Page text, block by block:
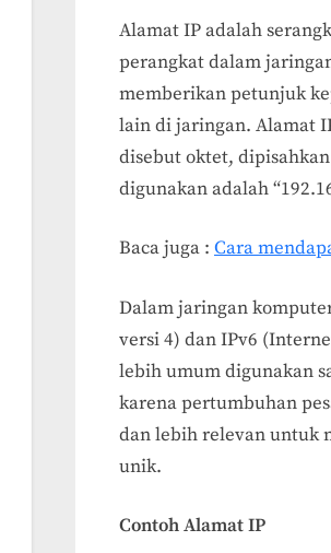
Alamat IP adalah
perangkat dalam
memberikan petunjuk
lain di jaringan. Alamat
disebut oktet,
digunakan adalah
Baca juga : Cara
Dalam jaringan
versi 4) dan IPv6
lebih umum digunakan
karena pertumbuhan
dan lebih relevan untuk
unik.
Contoh Alamat IP